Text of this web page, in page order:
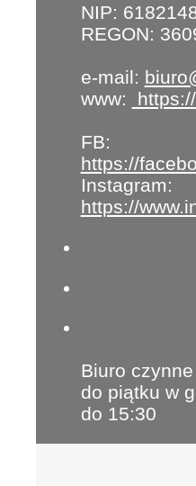
NIP:
REGON:
e-mail:
www:
FB:
https://
Instagram:
https://
Biuro
do piątku w
do 15:30